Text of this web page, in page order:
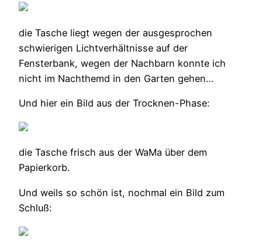
die Tasche liegt wegen der ausgesprochen
schwierigen Lichtverhältnisse auf der
Fensterbank, wegen der Nachbarn konnte ich
nicht im Nachthemd in den Garten gehen…
Und hier ein Bild aus der Trocknen-Phase:
die Tasche frisch aus der WaMa über dem
Papierkorb.
Und weils so schön ist, nochmal ein Bild zum
Schluß: